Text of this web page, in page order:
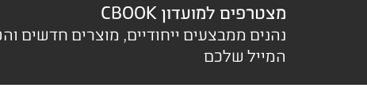
מצטרפים למועדון CBOOK
נהנים ממבצעים ייחודיים, מוצרים חדשים
המייל שלכם